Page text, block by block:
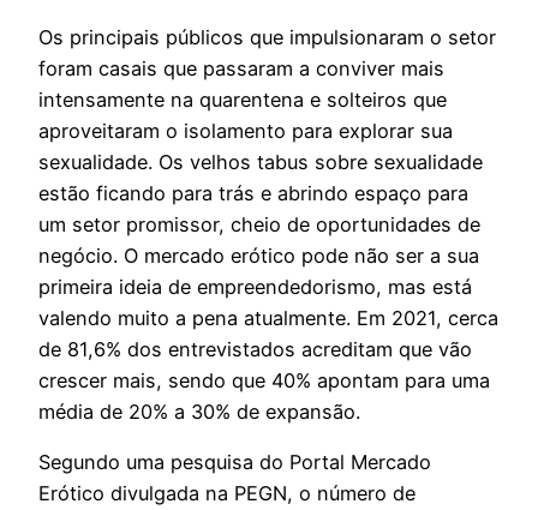
Os principais públicos que impulsionaram o setor
foram casais que passaram a conviver mais
intensamente na quarentena e solteiros que
aproveitaram o isolamento para explorar sua
sexualidade. Os velhos tabus sobre sexualidade
estão ficando para trás e abrindo espaço para
um setor promissor, cheio de oportunidades de
negócio. O mercado erótico pode não ser a sua
primeira ideia de empreendedorismo, mas está
valendo muito a pena atualmente. Em 2021, cerca
de 81,6% dos entrevistados acreditam que vão
crescer mais, sendo que 40% apontam para uma
média de 20% a 30% de expansão.
Segundo uma pesquisa do Portal Mercado
Erótico divulgada na PEGN, o número de